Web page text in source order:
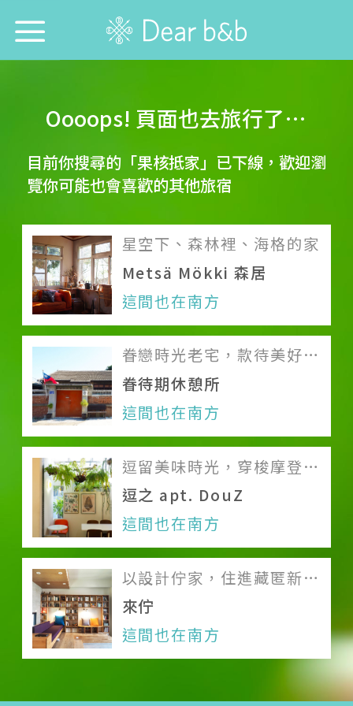
尋找旅宿防疫模範生！
想跟誰旅行？
想找哪間旅宿？
每週特輯
選擇語言： 中文 English 日本語
關於我們
團隊印象
加入我們
服務條款
Like us on Facebook
Follow us on Instagram
Oooops! 頁面也去旅行了…
目前你搜尋的「果核抵家」已下線，歡迎瀏
覽你可能也會喜歡的其他旅宿
星空下、森林裡、海格的家
Metsä Mökki 森居
這間也在南方
眷戀時光老宅，款待美好休
憩
眷待期休憩所
這間也在南方
逗留美味時光，穿梭摩登的
太空年代
逗之 apt. DouZ
這間也在南方
以設計佇家，住進藏匿新意
的理想暖居
來佇
這間也在南方